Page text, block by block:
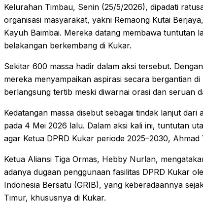
Kelurahan Timbau, Senin (25/5/2026), dipadati
organisasi masyarakat, yakni Remaong Kutai
Kayuh Baimbai. Mereka datang membawa tuntutan
belakangan berkembang di Kukar.
Sekitar 600 massa hadir dalam aksi tersebut.
mereka menyampaikan aspirasi secara bergantian
berlangsung tertib meski diwarnai orasi dan seruan
Kedatangan massa disebut sebagai tindak lanjut
pada 4 Mei 2026 lalu. Dalam aksi kali ini, tuntutan
agar Ketua DPRD Kukar periode 2025–2030,
Ketua Aliansi Tiga Ormas, Hebby Nurlan,
adanya dugaan penggunaan fasilitas DPRD Kukar
Indonesia Bersatu (GRIB), yang keberadaannya
Timur, khususnya di Kukar.